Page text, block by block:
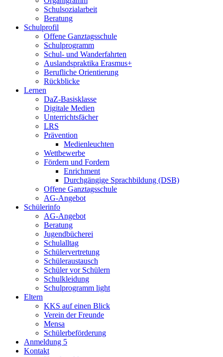
Schulsozialarbeit
Beratung
Schulprofil
Offene Ganztagsschule
Schulprogramm
Schul- und Wanderfahrten
Auslandspraktika Erasmus+
Berufliche Orientierung
Rückblicke
Lernen
DaZ-Basisklasse
Digitale Medien
Unterrichtsfächer
LRS
Prävention
Medienleuchten
Wettbewerbe
Fördern und Fordern
Enrichment
Durchgängige Sprachbildung (DSB)
Offene Ganztagsschule
AG-Angebot
Schülerinfo
AG-Angebot
Beratung
Jugendbücherei
Schulalltag
Schülervertretung
Schüleraustausch
Schüler vor Schülern
Schulkleidung
Schulprogramm light
Eltern
KKS auf einen Blick
Verein der Freunde
Mensa
Schülerbeförderung
Anmeldung 5
Kontakt